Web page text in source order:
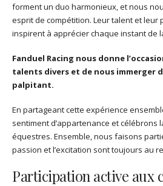
forment un duo harmonieux, et nous
esprit de compétition. Leur talent et leur
inspirent à apprécier chaque instant de
Fanduel Racing nous donne
talents divers et de nous immerger
palpitant.
En partageant cette expérience
sentiment d’appartenance et célébrons
équestres. Ensemble, nous faisons
passion et l’excitation sont toujours au
Participation active aux